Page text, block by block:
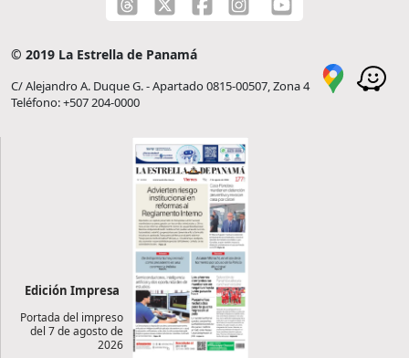
© 2019 La Estrella de Panamá
C/ Alejandro A. Duque G. - Apartado 0815-00507, Zona 4
Teléfono: +507 204-0000
Edición Impresa
Portada del impreso
del 7 de agosto de
2026